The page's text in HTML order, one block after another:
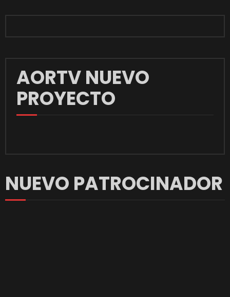
AORTV NUEVO
PROYECTO
NUEVO PATROCINADOR